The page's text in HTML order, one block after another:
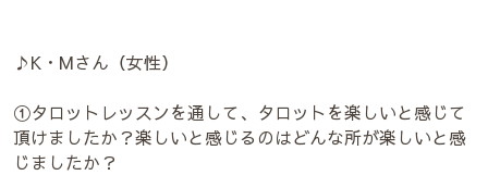
♪K・Mさん（女性）
①タロットレッスンを通して、タロットを楽しいと感じて
頂けましたか？楽しいと感じるのはどんな所が楽しいと感
じましたか？